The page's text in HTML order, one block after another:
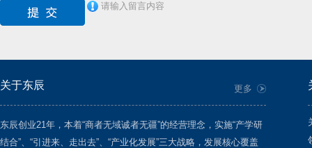
请输入留言内容
关于东辰 更多
东辰创业21年，本着“商者无域诚者无疆”的经营理念，实施“产学研
结合”、“引进来、走出去”、“产业化发展”三大战略，发展核心覆盖